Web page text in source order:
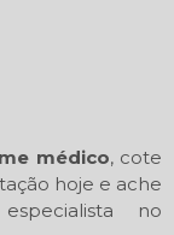
médico, cote
hoje e ache
no